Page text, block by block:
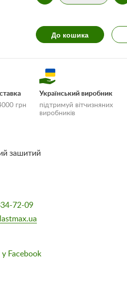
До кошика
грн
Український виробник
підтримуй вітчизняних
виробників
зашитий
72-09
Facebook